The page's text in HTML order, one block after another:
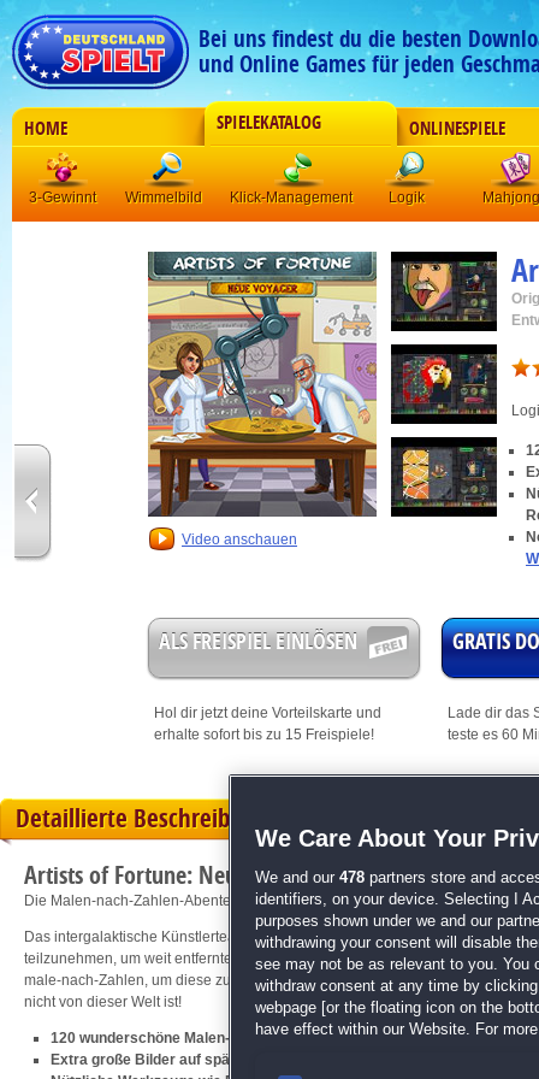
Bei uns findest du die besten
und Online Games für jeden
HOME SPIELEKATALOG ONLINESPIELE
3-Gewinnt Wimmelbild Klick-Management Logik Mahjong
Video anschauen
ALS FREISPIEL EINLÖSEN
Hol dir jetzt deine Vorteilskarte und
erhalte sofort bis zu 15 Freispiele!
GRATIS
Lade dir das
teste es 60
Detaillierte Beschreibung
Artists of Fortune: Neue Voyager
Die Malen-nach-Zahlen-Abenteuer im Weltraum gehen weiter!
Das intergalaktische Künstlerteam ist wieder unterwegs und wurde dieses
teilzunehmen, um weit entfernte Zivilisationen zu kontaktieren. Wähle erneut
male-nach-Zahlen, um diese zum Leben zu erwecken! Es erwartet dich
nicht von dieser Welt ist!
120 wunderschöne Malen-nach-Zahlen-Kunstwerke
Extra große Bilder auf späteren Planeten
We Care About Your
We and our 478 partners store and
identifiers, on your device. Selecting I
purposes shown under we and our
withdrawing your consent will disable
see may not be as relevant to you. You
withdraw consent at any time by
webpage [or the floating icon on the
have effect within our Website. For